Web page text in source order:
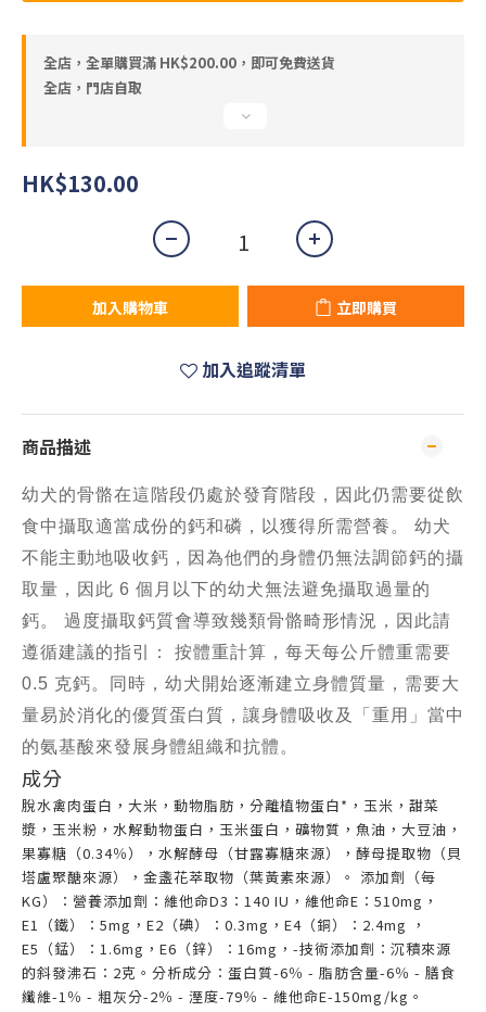
全店，全單購買滿 HK$200.00，即可免費送貨
全店，門店自取
HK$130.00
加入購物車 立即購買
加入追蹤清單
商品描述
幼犬的骨骼在這階段仍處於發育階段，因此仍需要從飲
食中攝取適當成份的鈣和磷，以獲得所需營養。 幼犬
不能主動地吸收鈣，因為他們的身體仍無法調節鈣的攝
取量，因此 6 個月以下的幼犬無法避免攝取過量的
鈣。 過度攝取鈣質會導致幾類骨骼畸形情況，因此請
遵循建議的指引： 按體重計算，每天每公斤體重需要
0.5 克鈣。同時，幼犬開始逐漸建立身體質量，需要大
量易於消化的優質蛋白質，讓身體吸收及「重用」當中
的氨基酸來發展身體組織和抗體。
成分
脫水禽肉蛋白，大米，動物脂肪，分離植物蛋白*，玉米，甜菜
漿，玉米粉，水解動物蛋白，玉米蛋白，礦物質，魚油，大豆油，
果寡糖（0.34％），水解酵母（甘露寡糖來源），酵母提取物（貝
塔盧聚醣來源），金盞花萃取物（葉黃素來源）。 添加劑（每
KG）：營養添加劑：維他命D3：140 IU，維他命E：510mg，
E1（鐵）：5mg，E2（碘）：0.3mg，E4（銅）：2.4mg ，
E5（錳）：1.6mg，E6（鋅）：16mg，-技術添加劑：沉積來源
的斜發沸石：2克。分析成分：蛋白質-6％ - 脂肪含量-6％ - 膳食
纖維-1％ - 粗灰分-2％ - 溼度-79％ - 維他命E-150mg/kg。